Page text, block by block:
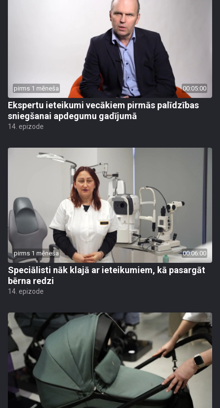
pirms 1 mēneša 00:05:00
Ekspertu ieteikumi vecākiem pirmās palīdzības
sniegšanai apdegumu gadījumā
14. epizode
pirms 1 mēneša 00:06:00
Speciālisti nāk klajā ar ieteikumiem, kā pasargāt
bērna redzi
14. epizode